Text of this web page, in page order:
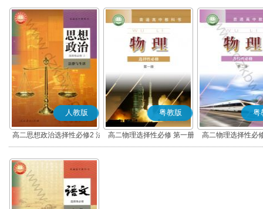
人教版
高二思想政治选择性必修2 法
律与生活(部编版)
粤教版
高二物理选择性必修 第一册
粤
高二物理选择性必